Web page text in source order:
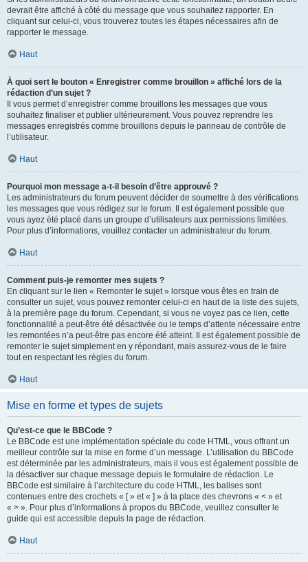
devrait être affiché à côté du message que vous souhaitez rapporter. En
cliquant sur celui-ci, vous trouverez toutes les étapes nécessaires afin de
rapporter le message.
Haut
À quoi sert le bouton « Enregistrer comme brouillon » affiché lors de la
rédaction d’un sujet ?
Il vous permet d’enregistrer comme brouillons les messages que vous
souhaitez finaliser et publier ultérieurement. Vous pouvez reprendre les
messages enregistrés comme brouillons depuis le panneau de contrôle de
l’utilisateur.
Haut
Pourquoi mon message a-t-il besoin d’être approuvé ?
Les administrateurs du forum peuvent décider de soumettre à des vérifications
les messages que vous rédigez sur le forum. Il est également possible que
vous ayez été placé dans un groupe d’utilisateurs aux permissions limitées.
Pour plus d’informations, veuillez contacter un administrateur du forum.
Haut
Comment puis-je remonter mes sujets ?
En cliquant sur le lien « Remonter le sujet » lorsque vous êtes en train de
consulter un sujet, vous pouvez remonter celui-ci en haut de la liste des sujets,
à la première page du forum. Cependant, si vous ne voyez pas ce lien, cette
fonctionnalité a peut-être été désactivée ou le temps d’attente nécessaire entre
les remontées n’a peut-être pas encore été atteint. Il est également possible de
remonter le sujet simplement en y répondant, mais assurez-vous de le faire
tout en respectant les règles du forum.
Haut
Mise en forme et types de sujets
Qu’est-ce que le BBCode ?
Le BBCode est une implémentation spéciale du code HTML, vous offrant un
meilleur contrôle sur la mise en forme d’un message. L’utilisation du BBCode
est déterminée par les administrateurs, mais il vous est également possible de
la désactiver sur chaque message depuis le formulaire de rédaction. Le
BBCode est similaire à l’architecture du code HTML, les balises sont
contenues entre des crochets « [ » et « ] » à la place des chevrons « < » et
« > ». Pour plus d’informations à propos du BBCode, veuillez consulter le
guide qui est accessible depuis la page de rédaction.
Haut